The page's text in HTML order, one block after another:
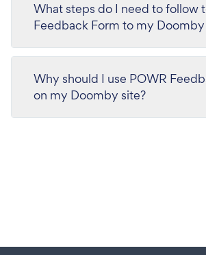
What steps do I need to follow
Feedback Form to my Doomby
Why should I use POWR
on my Doomby site?